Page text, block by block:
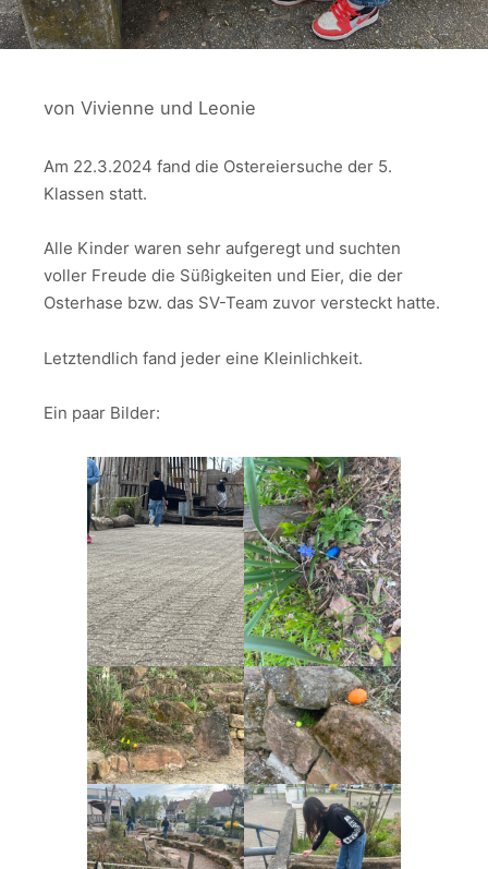
von Vivienne und Leonie
Am 22.3.2024 fand die Ostereiersuche der 5.
Klassen statt.
Alle Kinder waren sehr aufgeregt und suchten
voller Freude die Süßigkeiten und Eier, die der
Osterhase bzw. das SV-Team zuvor versteckt hatte.
Letztendlich fand jeder eine Kleinlichkeit.
Ein paar Bilder: